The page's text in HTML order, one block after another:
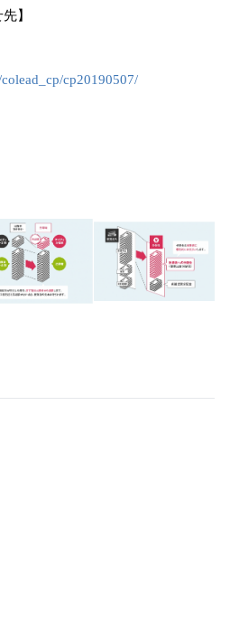
】
cp20190507/